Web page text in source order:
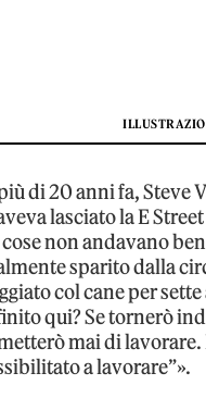
di 20 anni fa, Steve
lasciato la E
cose non andavano
sparito dalla
col cane per
qui? Se tornerò
mai di
a lavorare”».